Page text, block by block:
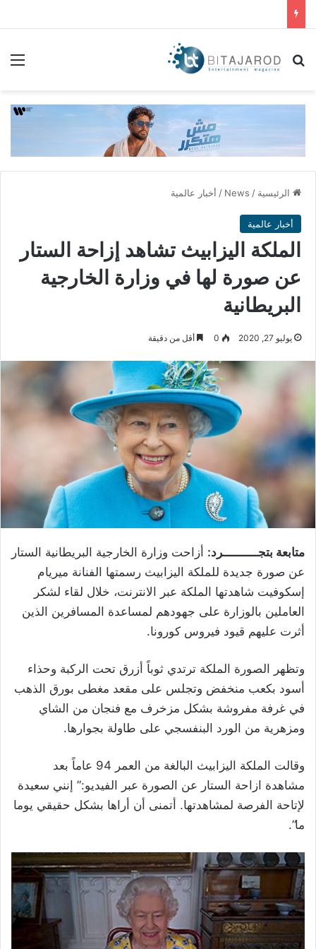
بحث عن
الرئيسية /
News
/ أخبار عالمية
أخبار عالمية
الملكة اليزابيث تشاهد إزاحة الستار
عن صورة لها في وزارة الخارجية
البريطانية
يوليو 27, 2020 0 أقل من دقيقة
متابعة بتجــــــــــرد: أزاحت وزارة الخارجية البريطانية الستار
عن صورة جديدة للملكة اليزابيث رسمتها الفنانة ميريام
إسكوفيت شاهدتها الملكة عبر الانترنت، خلال لقاء لشكر
العاملين بالوزارة على جهودهم لمساعدة المسافرين الذين
أثرت عليهم قيود فيروس كورونا.
وتظهر الصورة الملكة ترتدي ثوباً أزرق تحت الركبة وحذاء
أسود بكعب منخفض وتجلس على مقعد مغطى بورق الذهب
في غرفة مفروشة بشكل مزخرف مع فنجان من الشاي
ومزهرية من الورد البنفسجي على طاولة بجوارها.
وقالت الملكة اليزابيث البالغة من العمر 94 عاماً بعد
مشاهدة ازاحة الستار عن الصورة عبر الفيديو:” إنني سعيدة
لإتاحة الفرصة لمشاهدتها. أتمنى أن أراها بشكل حقيقي يوما
ما”.